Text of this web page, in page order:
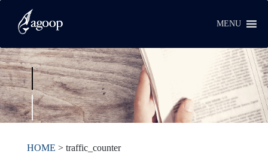
MENU
HOME > traffic_counter